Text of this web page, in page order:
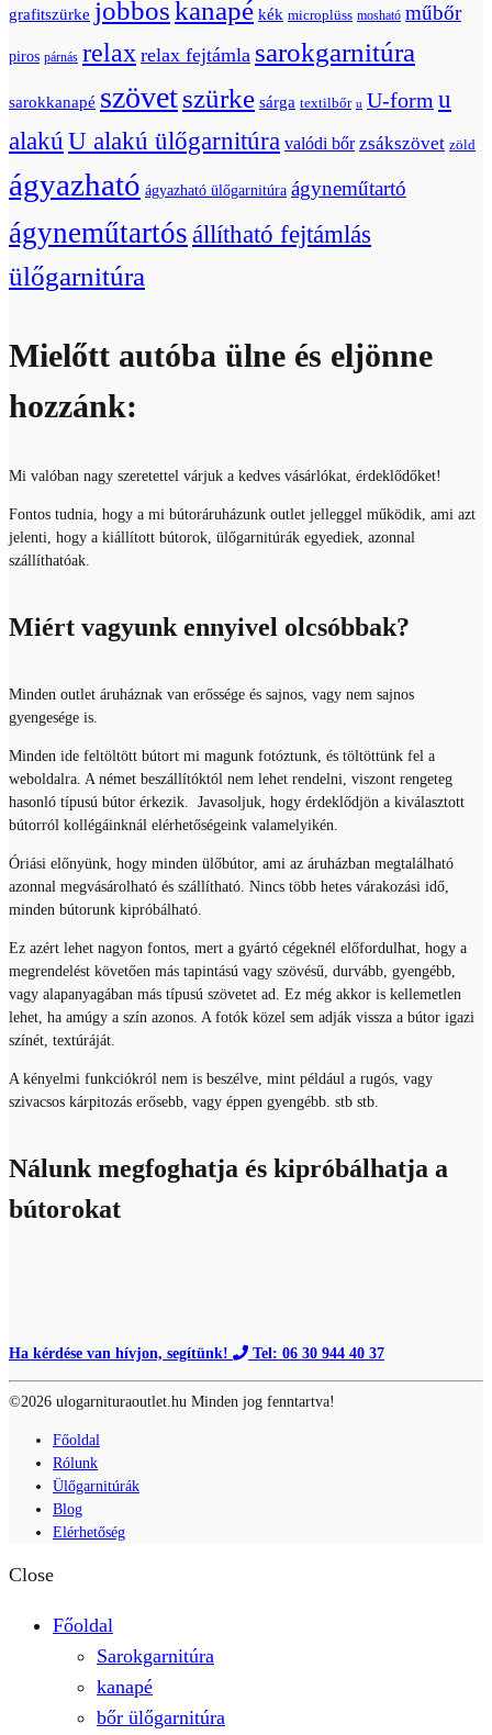
grafitszürke jobboskanapé kék microplüss mosható műbőr
piros párnás relax relax fejtámla sarokgarnitúra
sarokkanapé szövetszürke sárga textilbőr u U-form u
alakú U alakú ülőgarnitúra valódi bőr zsákszövet zöld
ágyazható ágyazható ülőgarnitúra ágyneműtartó
ágyneműtartós állítható fejtámlás
ülőgarnitúra
Mielőtt autóba ülne és eljönne
hozzánk:
Mi valóban nagy szeretettel várjuk a kedves vásárlókat, érdeklődőket!
Fontos tudnia, hogy a mi bútoráruházunk outlet jelleggel működik, ami azt
jelenti, hogy a kiállított bútorok, ülőgarnitúrák egyediek, azonnal
szállíthatóak.
Miért vagyunk ennyivel olcsóbbak?
Minden outlet áruháznak van erőssége és sajnos, vagy nem sajnos
gyengesége is.
Minden ide feltöltött bútort mi magunk fotóztunk, és töltöttünk fel a
weboldalra. A német beszállítóktól nem lehet rendelni, viszont rengeteg
hasonló típusú bútor érkezik. Javasoljuk, hogy érdeklődjön a kiválasztott
bútorról kollégáinknál elérhetőségeink valamelyikén.
Óriási előnyünk, hogy minden ülőbútor, ami az áruházban megtalálható
azonnal megvásárolható és szállítható. Nincs több hetes várakozási idő,
minden bútorunk kipróbálható.
Ez azért lehet nagyon fontos, mert a gyártó cégeknél előfordulhat, hogy a
megrendelést követően más tapintású vagy szövésű, durvább, gyengébb,
vagy alapanyagában más típusú szövetet ad. Ez még akkor is kellemetlen
lehet, ha amúgy a szín azonos. A fotók közel sem adják vissza a bútor igazi
színét, textúráját.
A kényelmi funkciókról nem is beszélve, mint például a rugós, vagy
szivacsos kárpitozás erősebb, vagy éppen gyengébb. stb stb.
Nálunk megfoghatja és kipróbálhatja a
bútorokat
Ha kérdése van hívjon, segítünk! Tel: 06 30 944 40 37
©2026 ulogarnituraoutlet.hu Minden jog fenntartva!
Főoldal
Rólunk
Ülőgarnitúrák
Blog
Elérhetőség
Close
Főoldal
Sarokgarnitúra
kanapé
bőr ülőgarnitúra